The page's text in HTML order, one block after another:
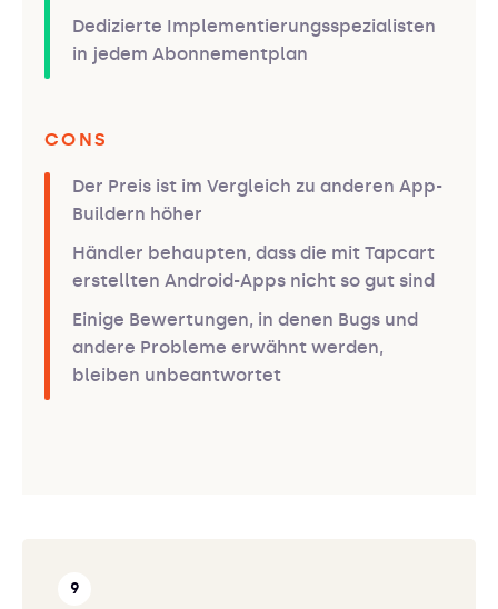
Dedizierte Implementierungsspezialisten
in jedem Abonnementplan
CONS
Der Preis ist im Vergleich zu anderen App-
Buildern höher
Händler behaupten, dass die mit Tapcart
erstellten Android-Apps nicht so gut sind
Einige Bewertungen, in denen Bugs und
andere Probleme erwähnt werden,
bleiben unbeantwortet